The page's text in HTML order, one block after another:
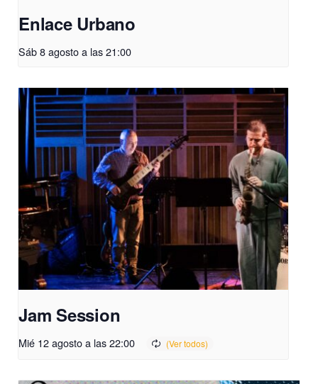
Enlace Urbano
Sáb 8 agosto a las 21:00
Jam Session
Mié 12 agosto a las 22:00